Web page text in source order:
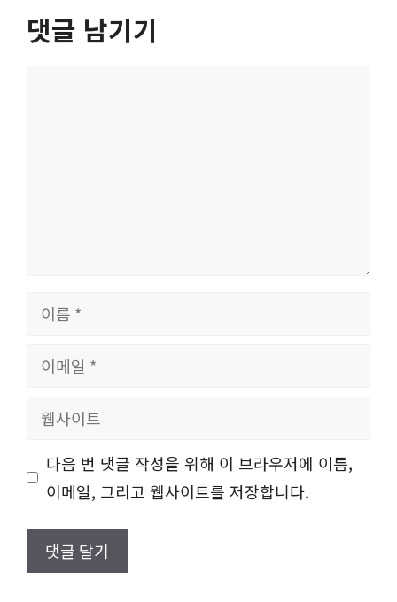
댓글 남기기
이 다음 번 댓글 작성을 위해 이 브라우저에 이름,
이메일, 그리고 웹사이트를 저장합니다.